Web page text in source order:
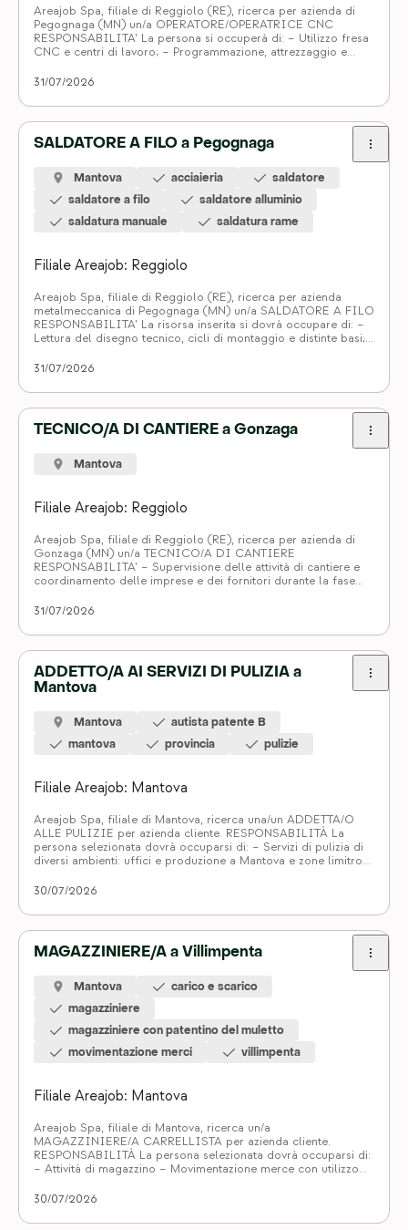
Areajob Spa, filiale di Reggiolo (RE), ricerca per azienda di
Pegognaga (MN) un/a OPERATORE/OPERATRICE CNC
RESPONSABILITA’ La persona si occuperà di: – Utilizzo fresa
CNC e centri di lavoro; – Programmazione, attrezzaggio e
e distinte base; REQUISITI – Esperienza pregressa nel ruolo;
31/07/2026
SALDATORE A FILO a Pegognaga
Mantova acciaieria
saldatore
saldatore a filo
saldatore alluminio
saldatura manuale
saldatura rame
Filiale Areajob: Reggiolo
Areajob Spa, filiale di Reggiolo (RE), ricerca per azienda
metalmeccanica di Pegognaga (MN) un/a SALDATORE A FILO
RESPONSABILITA’ La risorsa inserita si dovrà occupare di: –
Lettura del disegno tecnico, cicli di montaggio e distinte basi;
Saldatura a filo su rame, acciaio e alluminio; – Controllo
31/07/2026
TECNICO/A DI CANTIERE a Gonzaga
Mantova
Filiale Areajob: Reggiolo
Areajob Spa, filiale di Reggiolo (RE), ricerca per azienda di
Gonzaga (MN) un/a TECNICO/A DI CANTIERE
RESPONSABILITA’ – Supervisione delle attività di cantiere e
coordinamento delle imprese e dei fornitori durante la fase
degli Stati di Avanzamento Lavori (SAL); – Monitoraggio e
31/07/2026
ADDETTO/A AI SERVIZI DI PULIZIA a
Mantova
Mantova
autista patente B
mantova
provincia pulizie
Filiale Areajob: Mantova
Areajob Spa, filiale di Mantova, ricerca una/un ADDETTA/O
ALLE PULIZIE per azienda cliente. RESPONSABILITÀ La
persona selezionata dovrà occuparsi di: – Servizi di pulizia di
diversi ambienti: uffici e produzione a Mantova e zone limitrofi.
B ed Automunita/o – Ottima conoscenza della lingua italiana –
30/07/2026
MAGAZZINIERE/A a Villimpenta
Mantova
carico e scarico
magazziniere
magazziniere con patentino del muletto
movimentazione merci
villimpenta
Filiale Areajob: Mantova
Areajob Spa, filiale di Mantova, ricerca un/a
MAGAZZINIERE/A CARRELLISTA per azienda cliente.
RESPONSABILITÀ La persona selezionata dovrà occuparsi di:
– Attività di magazzino – Movimentazione merce con utilizzo
Esperienza minima nella mansione – Possesso di patentino per
30/07/2026